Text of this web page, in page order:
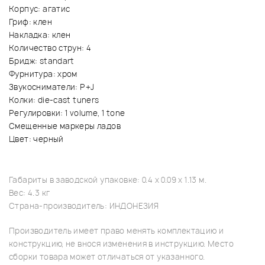
Корпус: агатис
Гриф: клен
Накладка: клен
Количество струн: 4
Бридж: standart
Фурнитура: хром
Звукосниматели: P+J
Колки: die-cast tuners
Регулировки: 1 volume, 1 tone
Смещенные маркеры ладов
Цвет: черный
Габариты в заводской упаковке: 0.4 x 0.09 x 1.13 м.
Вес: 4.3 кг
Страна-производитель: ИНДОНЕЗИЯ
Производитель имеет право менять комплектацию и
конструкцию, не внося изменения в инструкцию. Место
сборки товара может отличаться от указанного.